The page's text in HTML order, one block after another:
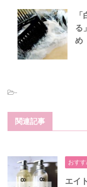
る
め
-
関連記事
おす
エイ